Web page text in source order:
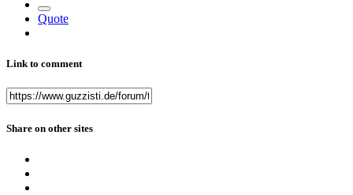
Quote
Link to comment
Share on other sites